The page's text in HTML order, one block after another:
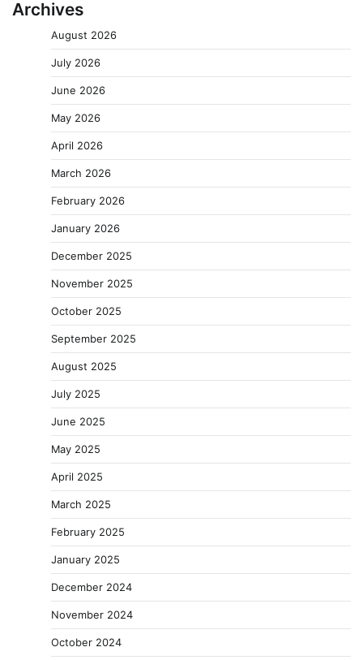
Archives
August 2026
July 2026
June 2026
May 2026
April 2026
March 2026
February 2026
January 2026
December 2025
November 2025
October 2025
September 2025
August 2025
July 2025
June 2025
May 2025
April 2025
March 2025
February 2025
January 2025
December 2024
November 2024
October 2024